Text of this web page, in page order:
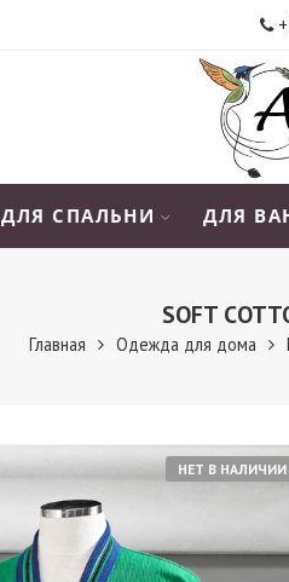
ДЛЯ СПАЛЬНИ ДЛЯ
SOFT
Главная Одежда для дома
НЕТ В НАЛИЧИИ